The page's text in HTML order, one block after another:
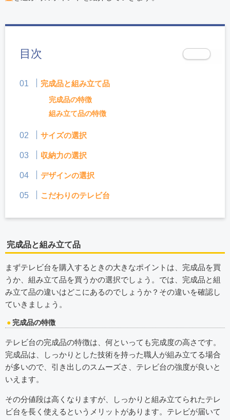
目次
完成品と組み立て品
完成品の特徴
組み立て品の特徴
サイズの選択
収納力の選択
デザインの選択
こだわりのテレビ台
完成品と組み立て品
まずテレビ台を購入するときの大きなポイントは、完成品を買
うか、組み立て品を買うかの選択でしょう。では、完成品と組
み立て品の違いはどこにあるのでしょうか？その違いを確認し
ていきましょう。
完成品の特徴
テレビ台の完成品の特徴は、何といっても完成度の高さです。
完成品は、しっかりとした技術を持った職人が組み立てる場合
が多いので、引き出しのスムーズさ、テレビ台の強度が良いと
いえます。
その分値段は高くなりますが、しっかりと組み立てられたテレ
ビ台を長く使えるというメリットがあります。テレビが届いて